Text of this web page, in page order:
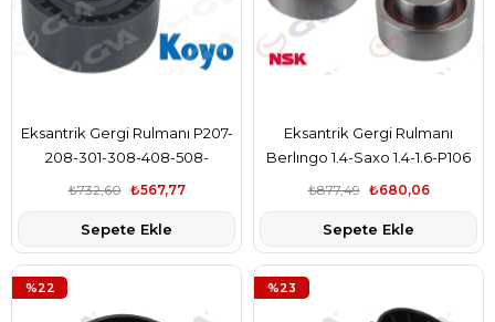
Eksantrik Gergi Rulmanı P207-
208-301-308-408-508-
Partner-Berlıngo-C3-C4-
₺567,77
₺732,60
Sepete Ekle
Eksantrik Gergi Rulmanı
Berlıngo 1.4-Saxo 1.4-1.6-P106
1.3-1.4-P206 1.4-P306 1.4-
₺680,06
₺877,49
Sepete Ekle
%22 %23